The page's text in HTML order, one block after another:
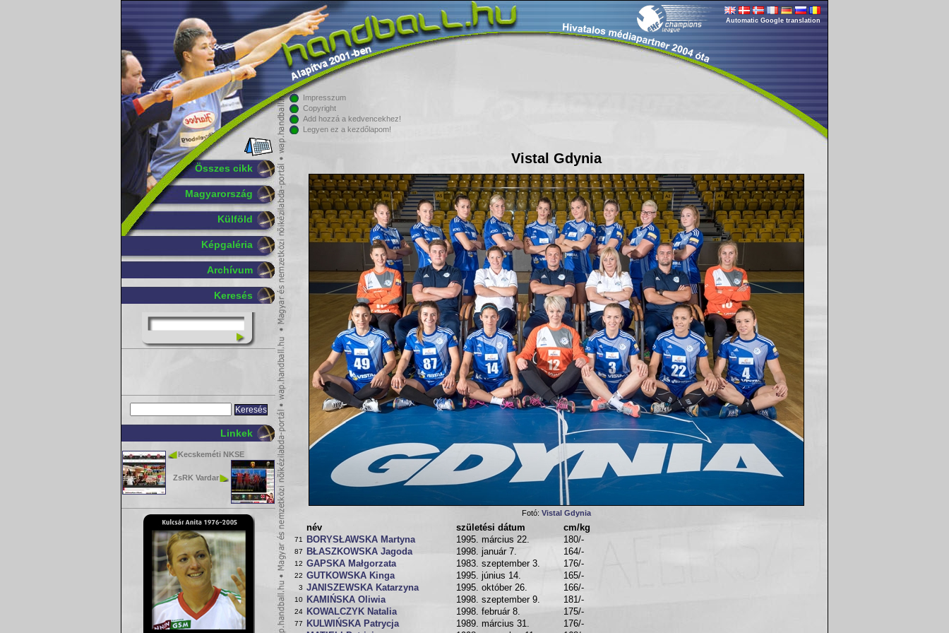
Összes cikk
Magyarország
Külföld
Képgaléria
Archívum
Keresés
Linkek
Kecskeméti NKSE
ZsRK Vardar
Automatic Google translation
Impresszum
Copyright
Add hozzá a kedvencekhez!
Legyen ez a kezdőlapom!
Vistal Gdynia
Fotó: Vistal Gdynia
név születési dátum cm/kg
71 BORYSŁAWSKA Martyna 1995. március 22. 180/-
87 BŁASZKOWSKA Jagoda 1998. január 7. 164/-
12 GAPSKA Małgorzata 1983. szeptember 3. 176/-
22 GUTKOWSKA Kinga 1995. június 14. 165/-
3 JANISZEWSKA Katarzyna 1995. október 26. 166/-
10 KAMIŃSKA Oliwia 1998. szeptember 9. 181/-
24 KOWALCZYK Natalia 1998. február 8. 175/-
77 KULWIŃSKA Patrycja 1989. március 31. 176/-